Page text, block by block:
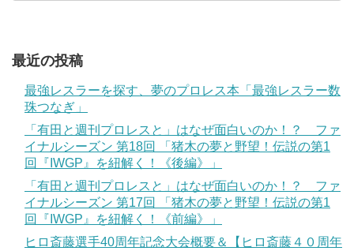
最近の投稿
最強レスラーを探す、夢のプロレス本「最強レスラー数
珠つなぎ」
「有田と週刊プロレスと」はなぜ面白いのか！？ ファ
イナルシーズン 第18回 「猪木の夢と野望！伝説の第1
回『IWGP』を紐解く！《後編》」
「有田と週刊プロレスと」はなぜ面白いのか！？ ファ
イナルシーズン 第17回 「猪木の夢と野望！伝説の第1
回『IWGP』を紐解く！《前編》」
ヒロ斎藤選手40周年記念大会概要＆【ヒロ斎藤４０周年